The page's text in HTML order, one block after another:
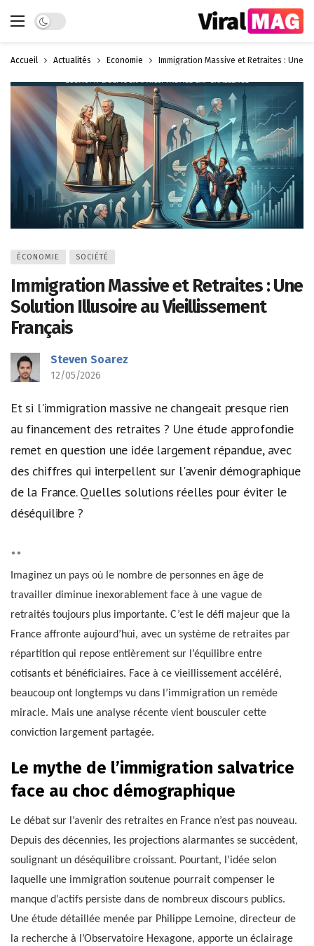
Dark mode
Accueil Actualités Économie Immigration Massive et Retraites : Une
ÉCONOMIE SOCIÉTÉ
Immigration Massive et Retraites : Une
Solution Illusoire au Vieillissement
Français
Steven Soarez
12/05/2026
Et si l'immigration massive ne changeait presque rien
au financement des retraites ? Une étude approfondie
remet en question une idée largement répandue, avec
des chiffres qui interpellent sur l'avenir démographique
de la France. Quelles solutions réelles pour éviter le
déséquilibre ?
**
Imaginez un pays où le nombre de personnes en âge de
travailler diminue inexorablement face à une vague de
retraités toujours plus importante. C’est le défi majeur que la
France affronte aujourd’hui, avec un système de retraites par
répartition qui repose entièrement sur l’équilibre entre
cotisants et bénéficiaires. Face à ce vieillissement accéléré,
beaucoup ont longtemps vu dans l’immigration un remède
miracle. Mais une analyse récente vient bousculer cette
conviction largement partagée.
Le mythe de l’immigration salvatrice
face au choc démographique
Le débat sur l’avenir des retraites en France n’est pas nouveau.
Depuis des décennies, les projections alarmantes se succèdent,
soulignant un déséquilibre croissant. Pourtant, l’idée selon
laquelle une immigration soutenue pourrait compenser le
manque d’actifs persiste dans de nombreux discours publics.
Une étude détaillée menée par Philippe Lemoine, directeur de
la recherche à l’Observatoire Hexagone, apporte un éclairage